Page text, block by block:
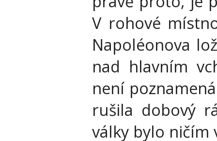
V rohové
Napoléonova
nad hlavním
není
rušila dobový
války bylo ničím